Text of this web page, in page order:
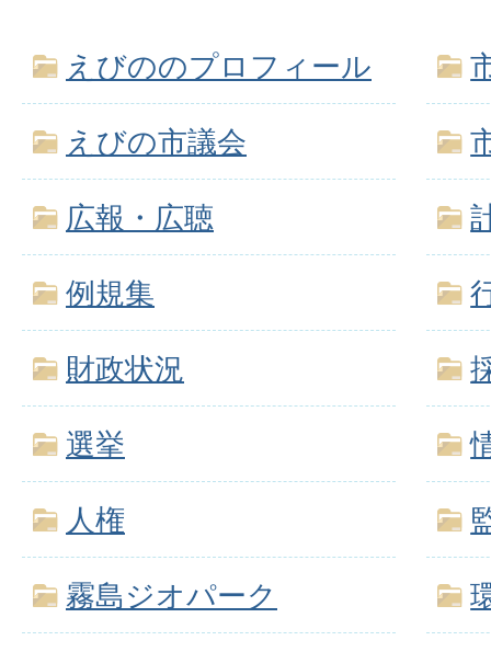
えびののプロフィール
えびの市議会
広報・広聴
例規集
財政状況
選挙
人権
霧島ジオパーク